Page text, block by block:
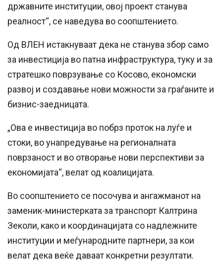
државните институции, овој проект станува
реалност“, се наведува во соопштението.
Од ВЛЕН истакнуваат дека не станува збор само
за инвестиција во патна инфраструктура, туку и за
стратешко поврзување со Косово, економски
развој и создавање нови можности за граѓаните и
бизнис-заедницата.
„Ова е инвестиција во побрз проток на луѓе и
стоки, во унапредување на регионалната
поврзаност и во отворање нови перспективи за
економијата“, велат од коалицијата.
Во соопштението се посочува и ангажманот на
заменик-министерката за транспорт Калтрина
Зеколи, како и координацијата со надлежните
институции и меѓународните партнери, за кои
велат дека веќе даваат конкретни резултати.